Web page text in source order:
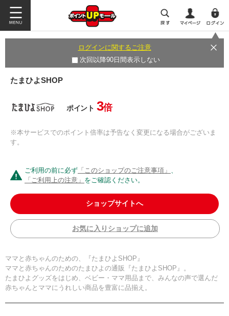
ログインに関するご注意
次回以降90日間表示しない
たまひよSHOP
ポイント 3倍
※本サービスでのポイント倍率は予告なく変更になる場合がございま
す。
ご利用の前に必ず 「このショップのご注意事項」 、
「ご利用上の注意」 をご確認ください。
ショップサイトへ
お気に入りショップに追加
ママと赤ちゃんのための、『たまひよSHOP』
ママと赤ちゃんのためのたまひよの通販『たまひよSHOP』。
たまひよグッズをはじめ、ベビー・ママ用品まで、みんなの声で選んだ
赤ちゃんとママにうれしい商品を豊富に品揃え。